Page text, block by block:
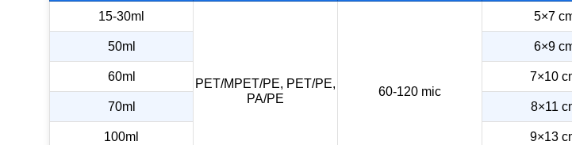
15-30ml
PET/MPET/PE, PET/PE,
PA/PE
60-120 mic
5×7
50ml 6×9
60ml 7×10
70ml 8×11
100ml 9×13